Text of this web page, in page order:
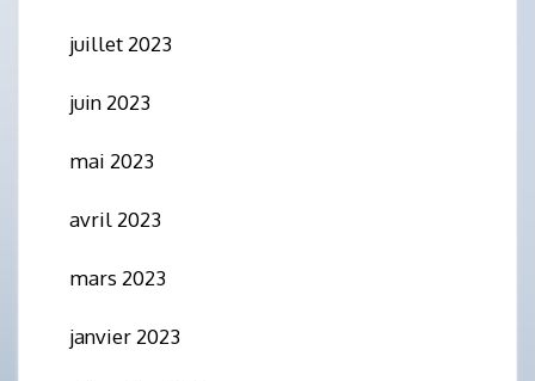
juillet 2023
juin 2023
mai 2023
avril 2023
mars 2023
janvier 2023